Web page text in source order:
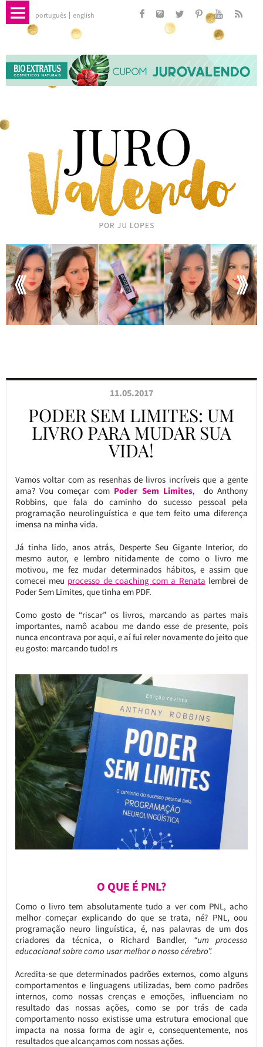
português english
11.05.2017
PODER SEM LIMITES: UM
LIVRO PARA MUDAR SUA
VIDA!
Vamos voltar com as resenhas de livros incríveis que a gente
ama? Vou começar com Poder Sem Limites, do Anthony
Robbins, que fala do caminho do sucesso pessoal pela
programação neurolinguística e que tem feito uma diferença
imensa na minha vida.
Já tinha lido, anos atrás, Desperte Seu Gigante Interior, do
mesmo autor, e lembro nitidamente de como o livro me
motivou, me fez mudar determinados hábitos, e assim que
comecei meu processo de coaching com a Renata lembrei de
Poder Sem Limites, que tinha em PDF.
Como gosto de “riscar” os livros, marcando as partes mais
importantes, namô acabou me dando esse de presente, pois
nunca encontrava por aqui, e aí fui reler novamente do jeito que
eu gosto: marcando tudo! rs
O QUE É PNL?
Como o livro tem absolutamente tudo a ver com PNL, acho
melhor começar explicando do que se trata, né? PNL, oou
programação neuro linguística, é, nas palavras de um dos
criadores da técnica, o Richard Bandler, “um processo
educacional sobre como usar melhor o nosso cérebro”.
Acredita-se que determinados padrões externos, como alguns
comportamentos e linguagens utilizadas, bem como padrões
internos, como nossas crenças e emoções, influenciam no
resultado das nossas ações, como se por trás de cada
comportamento nosso existisse uma estrutura emocional que
impacta na nossa forma de agir e, consequentemente, nos
resultados que alcançamos com nossas ações.